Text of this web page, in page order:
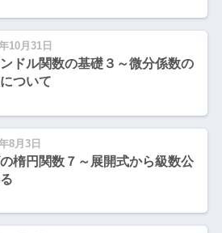
10月31日
ドル関数の基礎３～微分係数の
ついて
8月3日
楕円関数７～展開式から級数公